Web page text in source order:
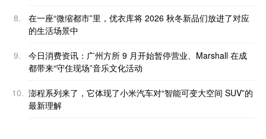
8.
在一座“微缩都市”里，优衣库将 2026 秋冬新品们放进了对应
的生活场景中
9.
今日消费资讯：广州方所 9 月开始暂停营业、Marshall 在成
都带来“守住现场”音乐文化活动
10. 澎程系列来了，它体现了小米汽车对“智能可变大空间 SUV”的
最新理解